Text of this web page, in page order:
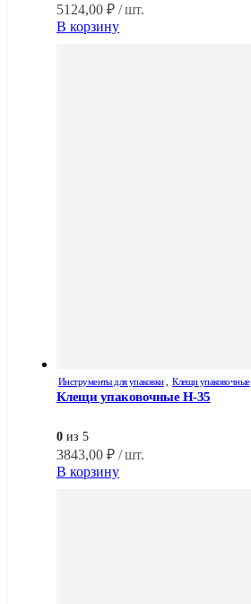
5124,00 ₽ / шт.
В корзину
Инструменты для упаковки Клещи упаковочные
Клещи упаковочные H-35
0 из 5
3843,00 ₽ / шт.
В корзину